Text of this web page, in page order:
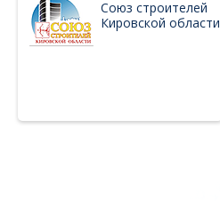
Союз строителей
Кировской области